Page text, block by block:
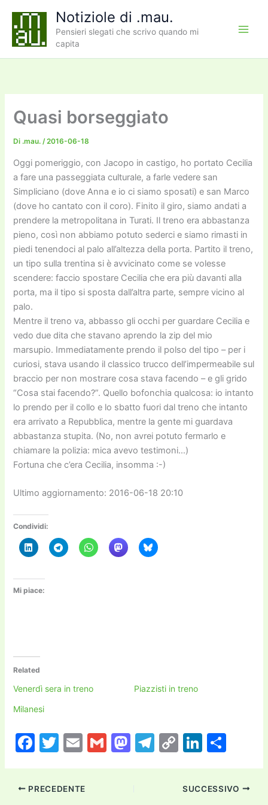
contenuto
Notiziole di .mau.
Pensieri slegati che scrivo quando mi
capita
Quasi borseggiato
Di .mau./2016-06-18
Oggi pomeriggio, con Jacopo in castigo, ho portato Cecilia
a fare una passeggiata culturale, a farle vedere san
Simpliciano (dove Anna e io ci siamo sposati) e san Marco
(dove ho cantato con il coro). Finito il giro, siamo andati a
prendere la metropolitana in Turati. Il treno era abbastanza
pieno, così non abbiamo potuto sederci e siamo rimasti in
piedi tenendoci al palo all’altezza della porta. Partito il treno,
un tipo sulla trentina si è avvicinato come se volesse
scendere: faccio spostare Cecilia che era più davanti alla
porta, ma il tipo si sposta dall’altra parte, sempre vicino al
palo.
Mentre il treno va, abbasso gli occhi per guardare Cecilia e
vedo due dita che stavano aprendo la zip del mio
marsupio. Immediatamente prendo il polso del tipo – per i
curiosi, stava usando il classico trucco dell’impermeabile sul
braccio per non mostrare cosa stava facendo – e gli grido
“Cosa stai facendo?”. Quello bofonchia qualcosa: io intanto
lo prendo per il collo e lo sbatto fuori dal treno che intanto
era arrivato a Repubblica, mentre la gente mi guardava
abbastanza stupita. (No, non avrei potuto fermarlo e
chiamare la polizia: mica avevo testimoni…)
Fortuna che c’era Cecilia, insomma :-)
Ultimo aggiornamento: 2016-06-18 20:10
Condividi:
Mi piace:
Related
Venerdì sera in treno
Piazzisti in treno
Milanesi
F
c
e
T
itt
er
E
ai
l
G
M T
C
p
y
Li
k
e
n
di
PRECEDENTE SUCCESSIVO